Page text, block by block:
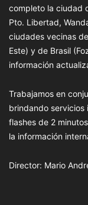
completo la ciudad
Pto. Libertad,
ciudades vecinas
Este) y de Brasil
información
Trabajamos en
brindando servicios
flashes de 2
la información
Director: Mario